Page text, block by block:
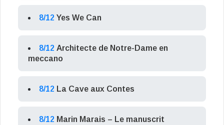
8/12 Yes We Can
8/12 Architecte de Notre-Dame en
meccano
8/12 La Cave aux Contes
8/12 Marin Marais – Le manuscrit